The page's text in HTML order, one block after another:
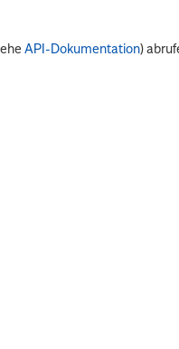
API-Dokumentation)